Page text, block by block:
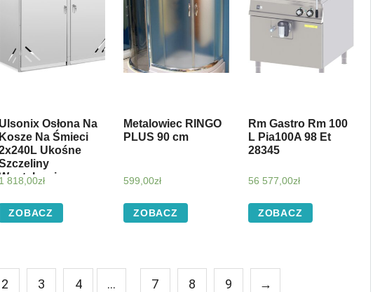
Ulsonix Osłona Na
Kosze Na Śmieci
Ukośne
1 818,00zł
ZOBACZ
Metalowiec RINGO
PLUS 90 cm
599,00zł
ZOBACZ
Rm Gastro Rm 100
L Pia100A 98 Et
28345
56 577,00zł
ZOBACZ
2 3 4 … 7 8 9 →